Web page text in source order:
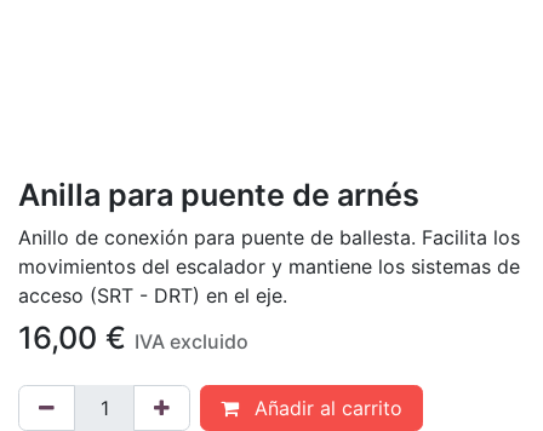
Anilla para puente de arnés
Anillo de conexión para puente de ballesta. Facilita los
movimientos del escalador y mantiene los sistemas de
acceso (SRT - DRT) en el eje.
16,00 € IVA excluido
Añadir al carrito